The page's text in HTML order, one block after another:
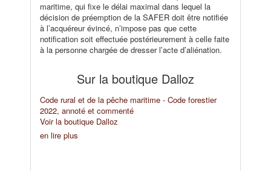
maritime, qui fixe le délai maximal dans lequel la
décision de préemption de la SAFER doit être notifiée
à l’acquéreur évincé, n’impose pas que cette
notification soit effectuée postérieurement à celle faite
à la personne chargée de dresser l’acte d’aliénation.
Sur la boutique Dalloz
Code rural et de la pêche maritime - Code forestier
2022, annoté et commenté
Voir la boutique Dalloz
en lire plus